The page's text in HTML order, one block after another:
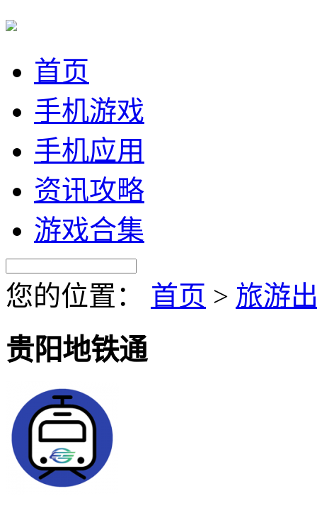
首页
手机游戏
手机应用
资讯攻略
游戏合集
您的位置： 首页 > 旅游
贵阳地铁通